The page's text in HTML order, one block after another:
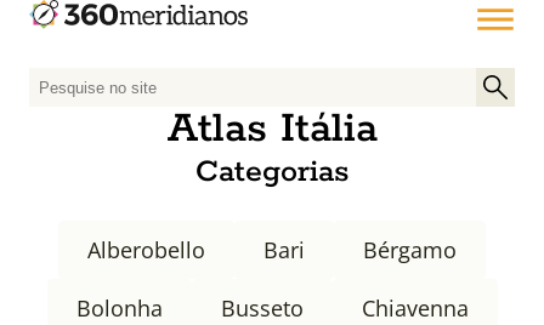
P
Atlas Itália
Categorias
Alberobello Bari
Bérgamo
Bolonha
Busseto
Chiavenna